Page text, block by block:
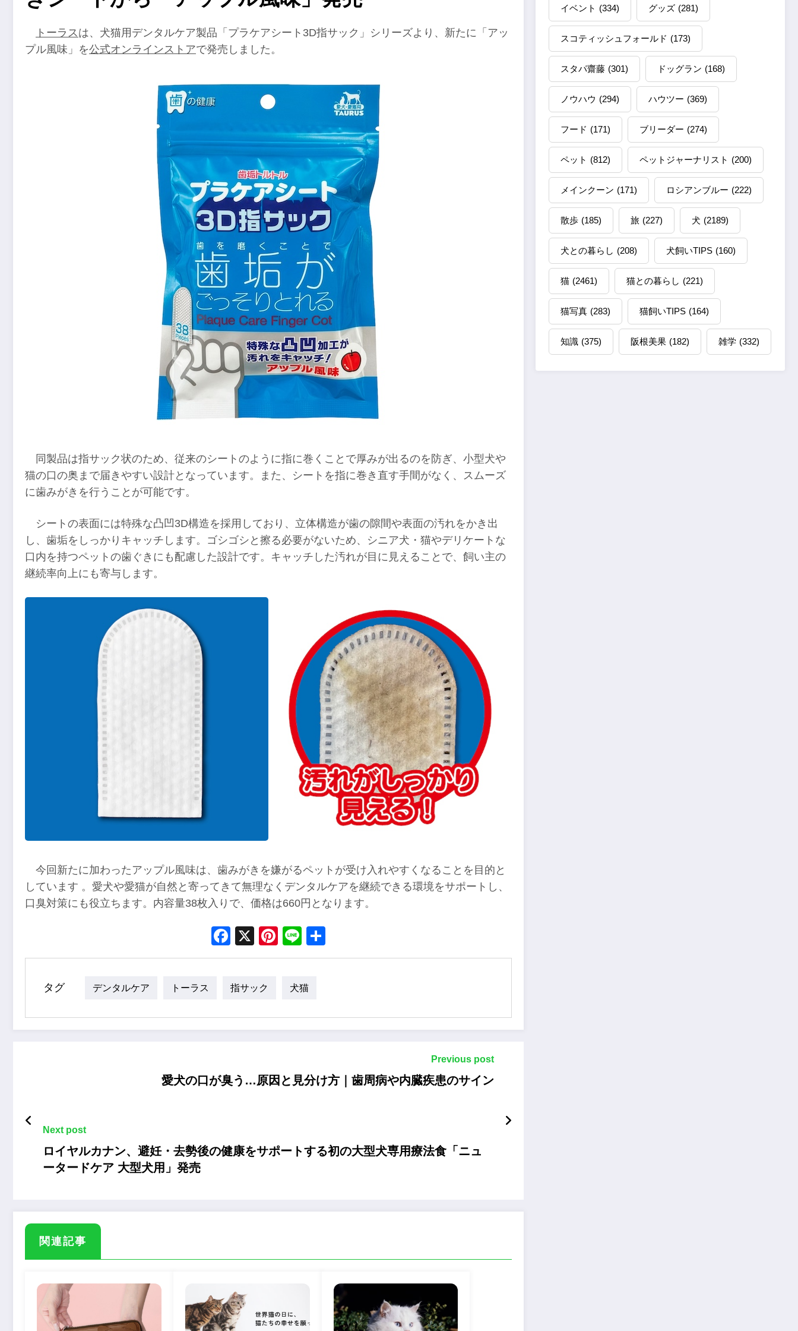
トーラス は、犬猫用デンタルケア製品「プラケアシート3D指サック」シリーズより、新たに「アッ
プル風味」を公式オンラインストアで発売しました。
同製品は指サック状のため、従来のシートのように指に巻くことで厚みが出るのを防ぎ、小型犬や
猫の口の奥まで届きやすい設計となっています。また、シートを指に巻き直す手間がなく、スムーズ
に歯みがきを行うことが可能です。
シートの表面には特殊な凸凹3D構造を採用しており、立体構造が歯の隙間や表面の汚れをかき出
し、歯垢をしっかりキャッチします。ゴシゴシと擦る必要がないため、シニア犬・猫やデリケートな
口内を持つペットの歯ぐきにも配慮した設計です。キャッチした汚れが目に見えることで、飼い主の
継続率向上にも寄与します。
今回新たに加わったアップル風味は、歯みがきを嫌がるペットが受け入れやすくなることを目的と
しています 。愛犬や愛猫が自然と寄ってきて無理なくデンタルケアを継続できる環境をサポートし、
口臭対策にも役立ちます。内容量38枚入りで、価格は660円となります。
Facebook
X Pinterest
Line
タグ デンタルケア トーラス 指サック 犬猫
Previous post
愛犬の口が臭う…原因と見分け方｜歯周病や内臓疾患のサイン
Next post
ロイヤルカナン、避妊・去勢後の健康をサポートする初の大型犬専用療法食「ニュ
ータードケア 大型犬用」発売
関連記事
イベント (334) グッズ (281)
スコティッシュフォールド (173)
スタパ齋藤 (301) ドッグラン (168)
ノウハウ (294) ハウツー (369)
フード (171) ブリーダー (274)
ペット (812) ペットジャーナリスト (200)
メインクーン (171) ロシアンブルー (222)
散歩 (185) 旅 (227) 犬 (2189)
犬との暮らし (208) 犬飼いTIPS (160)
猫 (2461) 猫との暮らし (221)
猫写真 (283) 猫飼いTIPS (164)
知識 (375) 阪根美果 (182) 雑学 (332)